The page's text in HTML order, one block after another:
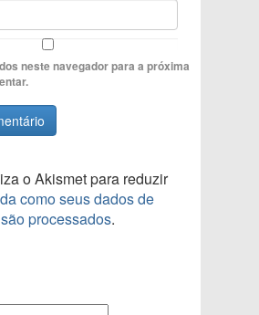
neste navegador para a próxima
o Akismet para reduzir
como seus dados de
processados.